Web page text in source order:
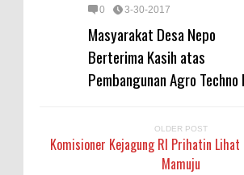
0 3-30-2017
Masyarakat Desa Nepo
Berterima Kasih atas
Pembangunan Agro Techno
OLDER POST
Komisioner Kejagung RI Prihatin Lihat
Mamuju